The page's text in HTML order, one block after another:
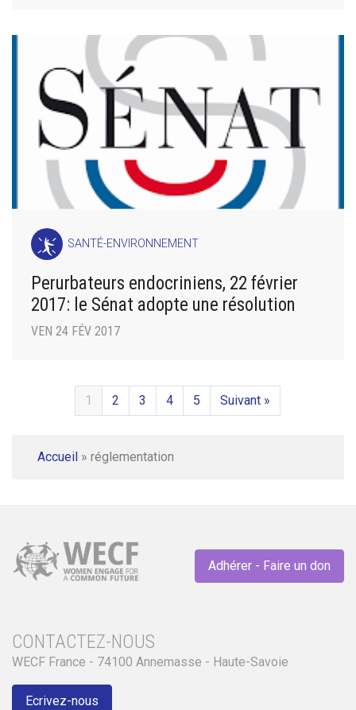
SANTÉ-ENVIRONNEMENT
Perurbateurs endocriniens, 22 février
2017: le Sénat adopte une résolution
VEN 24 FÉV 2017
1 2 3 4 5 Suivant »
Accueil » réglementation
Adhérer - Faire un don
CONTACTEZ-NOUS
WECF France - 74100 Annemasse - Haute-Savoie
Ecrivez-nous